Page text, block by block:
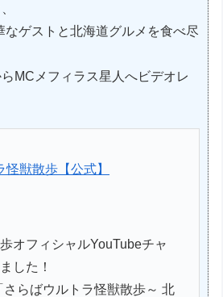
なゲストと北海道グルメを食べ尽
MCメフィラス星人へビデオレ
怪獣散歩【公式】
オフィシャルYouTubeチャ
した！
さらばウルトラ怪獣散歩～ 北